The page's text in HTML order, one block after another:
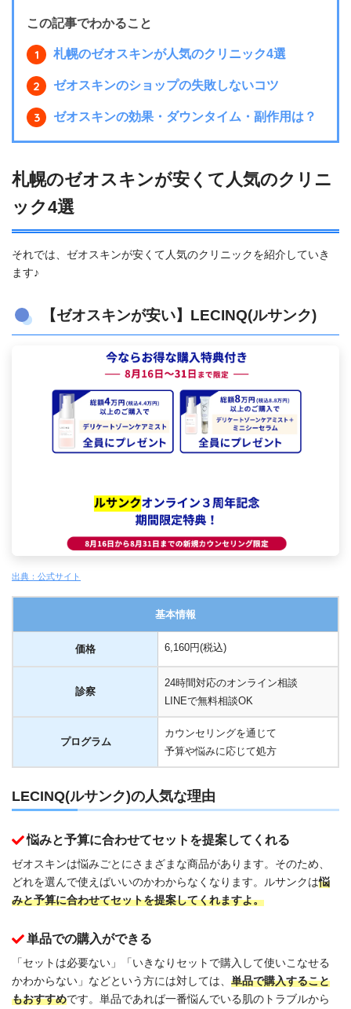
この記事でわかること
札幌のゼオスキンが人気のクリニック4選
ゼオスキンのショップの失敗しないコツ
ゼオスキンの効果・ダウンタイム・副作用は？
札幌のゼオスキンが安くて人気のクリニ
ック4選
それでは、ゼオスキンが安くて人気のクリニックを紹介していき
ます♪
【ゼオスキンが安い】LECINQ(ルサンク)
出典：公式サイト
基本情報
価格 6,160円(税込)
診察
24時間対応のオンライン相談
LINEで無料相談OK
プログラム
カウンセリングを通じて
予算や悩みに応じて処方
LECINQ(ルサンク)の人気な理由
悩みと予算に合わせてセットを提案してくれる
ゼオスキンは悩みごとにさまざまな商品があります。そのため、
どれを選んで使えばいいのかわからなくなります。ルサンクは悩
みと予算に合わせてセットを提案してくれますよ。
単品での購入ができる
「セットは必要ない」「いきなりセットで購入して使いこなせる
かわからない」などという方には対しては、 単品で購入すること
もおすすめです。単品であれば一番悩んでいる肌のトラブルから